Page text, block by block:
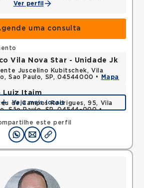
Ver perfil
uma consulta
este perfil
Vila Nova Star - Unidade Jk
Juscelino Kubitschek, Vila
Sao Paulo, SP, 04544000 •
Mapa
Luiz Itaim
de Campos Rodrigues, 95, Vila
São Paulo, SP, 04544-000 •
Veja mais locais